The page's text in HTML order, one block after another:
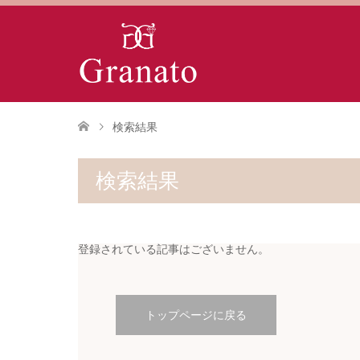
検索結果
検索結果
登録されている記事はございません。
トップページに戻る